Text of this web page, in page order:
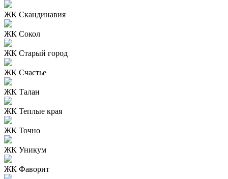
ЖК Скандинавия
ЖК Сокол
ЖК Старый город
ЖК Счастье
ЖК Талан
ЖК Теплые края
ЖК Точно
ЖК Уникум
ЖК Фаворит